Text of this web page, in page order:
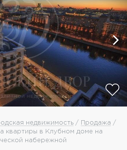
недвижимость/ Продажа /
квартиры в Клубном доме на
набережной